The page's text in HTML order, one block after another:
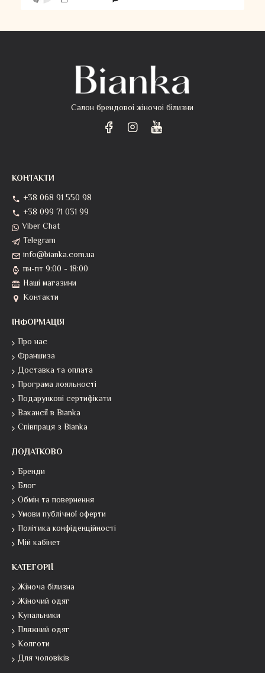
Салон брендовоі жіночоі білизни
КОНТАКТИ
+38 068 91 550 98
+38 099 71 031 99
Viber Chat
Telegram
info@bianka.com.ua
пн-пт 9:00 - 18:00
Наші магазини
Контакти
ІНФОРМАЦІЯ
Про нас
Франшиза
Доставка та оплата
Програма лояльності
Подарункові сертифікати
Вакансії в Bianka
Співпраця з Bianka
ДОДАТКОВО
Бренди
Блог
Обмін та повернення
Умови публічної оферти
Політика конфіденційності
Мій кабінет
КАТЕГОРІЇ
Жіноча білизна
Жіночий одяг
Купальники
Пляжний одяг
Колготи
Для чоловіків